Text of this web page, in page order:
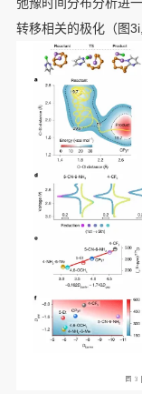
转移相关的极化（图